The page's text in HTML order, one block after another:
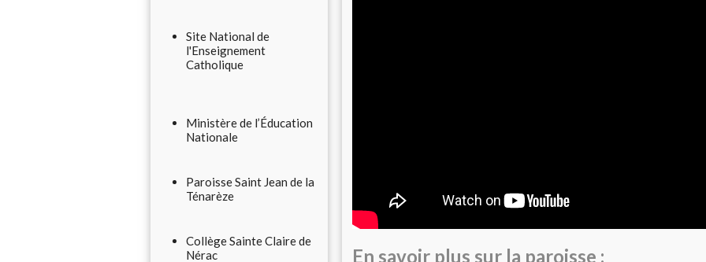
Site National de
l'Enseignement
Catholique
Ministère de l’Éducation
Nationale
Paroisse Saint Jean de la
Ténarèze
Collège Sainte Claire de
Nérac
En savoir plus sur la paroisse :